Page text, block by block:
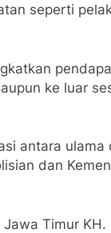
seperti
ke luar
antara
dan
Timur